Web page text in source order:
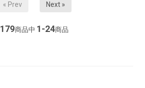
« Prev Next »
179商品中 1-24商品